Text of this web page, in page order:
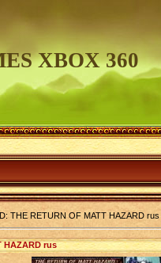
XBOX 360
THE RETURN OF MATT HAZARD rus
HAZARD rus